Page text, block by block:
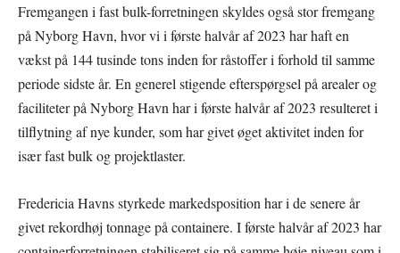
Fremgangen i fast bulk-forretningen skyldes også stor fremgang
på Nyborg Havn, hvor vi i første halvår af 2023 har haft en
vækst på 144 tusinde tons inden for råstoffer i forhold til samme
periode sidste år. En generel stigende efterspørgsel på arealer og
faciliteter på Nyborg Havn har i første halvår af 2023 resulteret i
tilflytning af nye kunder, som har givet øget aktivitet inden for
især fast bulk og projektlaster.
Fredericia Havns styrkede markedsposition har i de senere år
givet rekordhøj tonnage på containere. I første halvår af 2023 har